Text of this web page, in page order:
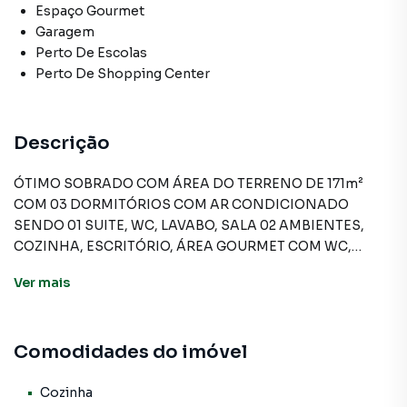
Espaço Gourmet
Garagem
Perto De Escolas
Perto De Shopping Center
Descrição
ÓTIMO SOBRADO COM ÁREA DO TERRENO DE 171m²
COM 03 DORMITÓRIOS COM AR CONDICIONADO
SENDO 01 SUITE, WC, LAVABO, SALA 02 AMBIENTES,
COZINHA, ESCRITÓRIO, ÁREA GOURMET COM WC,
VAGAS DE GARAGEM.
Sobrado para Venda em região valorizada do bairro BELA
deseja mais informações sobre Sobrado em Osasco?
Ver mais
Comodidades do imóvel
Cozinha